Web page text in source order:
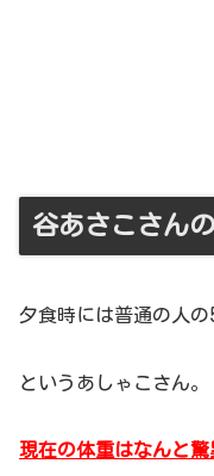
谷あさこさん
夕食時には普通の人の
というあしゃこさん。
現在の体重はなんと驚